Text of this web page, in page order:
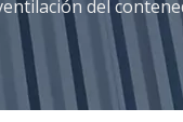
del